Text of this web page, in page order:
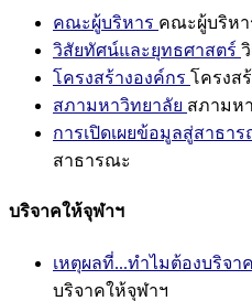
คณะผู้บริหาร คณะผู้บริหา
วิสัยทัศน์และยุทธศาสตร์
โครงสร้างองค์กร โครงส
สภามหาวิทยาลัย สภามห
การเปิดเผยข้อมูลสู่สาธา
สาธารณะ
บริจาคให้จุฬาฯ
เหตุผลที่...ทำไมต้องบริจา
บริจาคให้จุฬาฯ